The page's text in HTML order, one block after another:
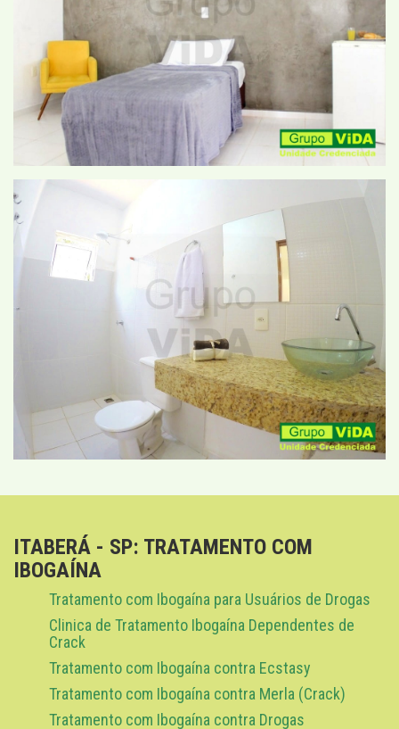
ITABERÁ - SP: TRATAMENTO COM
IBOGAÍNA
Tratamento com Ibogaína para Usuários de Drogas
Clinica de Tratamento Ibogaína Dependentes de
Crack
Tratamento com Ibogaína contra Ecstasy
Tratamento com Ibogaína contra Merla (Crack)
Tratamento com Ibogaína contra Drogas